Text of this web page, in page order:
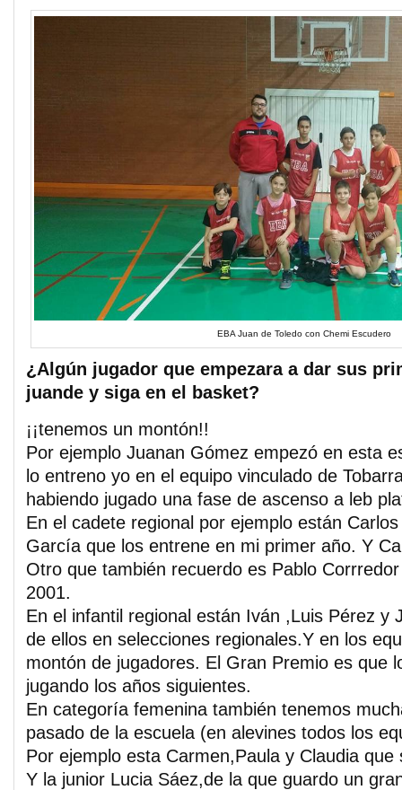
EBA Juan de Toledo con Chemi Escudero
¿Algún jugador que empezara a dar sus
juande y siga en el basket?
¡¡tenemos un montón!!
Por ejemplo Juanan Gómez empezó en esta
lo entreno yo en el equipo vinculado de
habiendo jugado una fase de ascenso a leb
En el cadete regional por ejemplo están
García que los entrene en mi primer año. Y
Otro que también recuerdo es Pablo
2001.
En el infantil regional están Iván ,Luis Pérez y
de ellos en selecciones regionales.Y en los
montón de jugadores. El Gran Premio es que
jugando los años siguientes.
En categoría femenina también tenemos
pasado de la escuela (en alevines todos los
Por ejemplo esta Carmen,Paula y Claudia que
Y la junior Lucia Sáez,de la que guardo un